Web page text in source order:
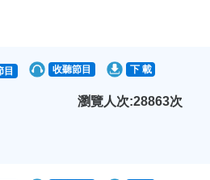
目 收聽節目 下 載
瀏覽人次:28863次